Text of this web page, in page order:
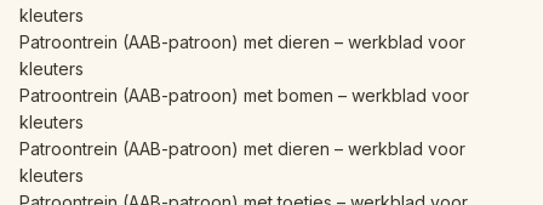
kleuters
Patroontrein (AAB-patroon) met dieren – werkblad voor
kleuters
Patroontrein (AAB-patroon) met bomen – werkblad voor
kleuters
Patroontrein (AAB-patroon) met dieren – werkblad voor
kleuters